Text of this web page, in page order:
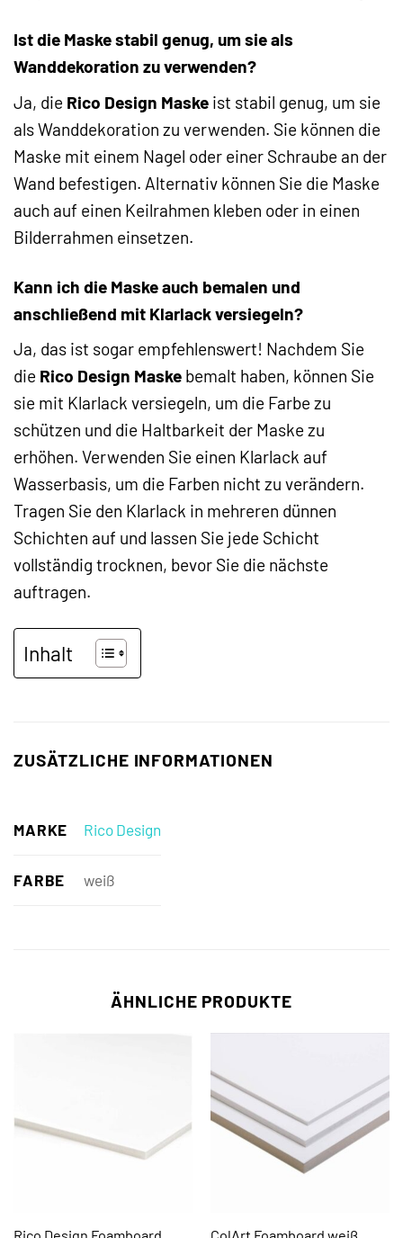
Ist die Maske stabil genug, um sie als
Wanddekoration zu verwenden?
Ja, die Rico Design Maske ist stabil genug, um sie
als Wanddekoration zu verwenden. Sie können die
Maske mit einem Nagel oder einer Schraube an der
Wand befestigen. Alternativ können Sie die Maske
auch auf einen Keilrahmen kleben oder in einen
Bilderrahmen einsetzen.
Kann ich die Maske auch bemalen und
anschließend mit Klarlack versiegeln?
Ja, das ist sogar empfehlenswert! Nachdem Sie
die Rico Design Maske bemalt haben, können Sie
sie mit Klarlack versiegeln, um die Farbe zu
schützen und die Haltbarkeit der Maske zu
erhöhen. Verwenden Sie einen Klarlack auf
Wasserbasis, um die Farben nicht zu verändern.
Tragen Sie den Klarlack in mehreren dünnen
Schichten auf und lassen Sie jede Schicht
vollständig trocknen, bevor Sie die nächste
auftragen.
Inhalt
ZUSÄTZLICHE INFORMATIONEN
MARKE Rico Design
FARBE weiß
ÄHNLICHE PRODUKTE